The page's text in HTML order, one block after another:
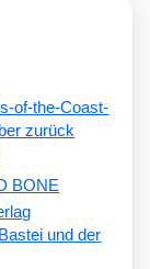
of-the-Coast-
zurück
BONE
und der